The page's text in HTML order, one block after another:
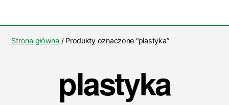
Omnibus
Strona główna / Produkty oznaczone “plastyka”
plastyka